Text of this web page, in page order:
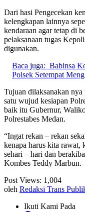
Dari hasi Pengecekan
kelengkapan lainnya
kendaraan agar tetap di
pelaksanaan tugas
digunakan.
Baca juga: Babinsa
Polsek Setempat
Tujuan dilaksanakan nya
satu wujud kesiapan
baik itu Gubernur,
Polrestabes Medan.
“Ingat rekan – rekan
kenapa harus kita rawat,
sehari – hari dan
Kombes Teddy Marbun.
Post Views: 1,004
oleh Redaksi Trans
Ikuti Kami Pada